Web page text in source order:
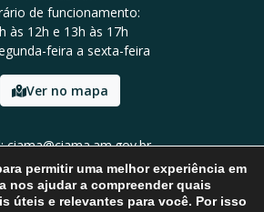
de funcionamento:
às 12h e 13h às 17h
feira a sexta-feira
Ver no mapa
ciama@ciama.am.gov.br
Tel: (92) 2123 9999
permitir uma melhor experiência em
nos ajudar a compreender quais
úteis e relevantes para você. Por isso